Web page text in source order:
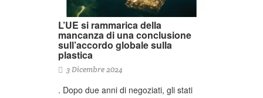
L’UE si rammarica della
mancanza di una conclusione
sull’accordo globale sulla
plastica
3 Dicembre 2024
. Dopo due anni di negoziati, gli stati